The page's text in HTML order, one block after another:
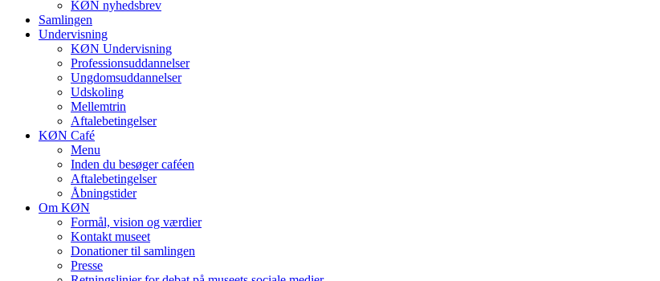
KØN nyhedsbrev
Samlingen
Undervisning
KØN Undervisning
Professionsuddannelser
Ungdomsuddannelser
Udskoling
Mellemtrin
Aftalebetingelser
KØN Café
Menu
Inden du besøger caféen
Aftalebetingelser
Åbningstider
Om KØN
Formål, vision og værdier
Kontakt museet
Donationer til samlingen
Presse